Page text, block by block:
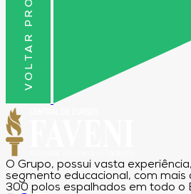
O Grupo, possui vasta
segmento educacional, com mais
300 polos espalhados em todo o